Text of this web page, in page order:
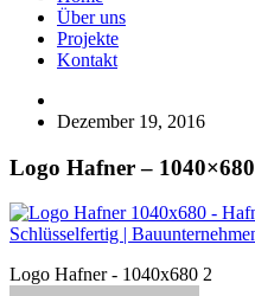
Über uns
Projekte
Kontakt
Dezember 19, 2016
Logo Hafner – 1040×680
Logo Hafner - 1040x680 2